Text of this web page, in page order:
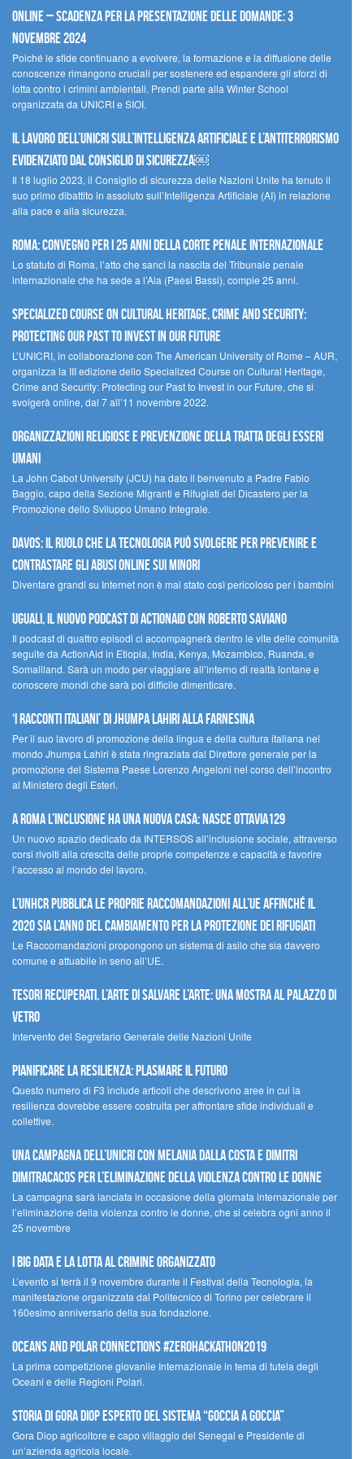
Online – Scadenza per la presentazione delle domande: 3
novembre 2024
Poiché le sfide continuano a evolvere, la formazione e la diffusione delle
conoscenze rimangono cruciali per sostenere ed espandere gli sforzi di
lotta contro i crimini ambientali. Prendi parte alla Winter School
organizzata da UNICRI e SIOI.
Il lavoro dell’UNICRI sull’intelligenza artificiale e l’antiterrorismo
evidenziato dal Consiglio di Sicurezza￼
Il 18 luglio 2023, il Consiglio di sicurezza delle Nazioni Unite ha tenuto il
suo primo dibattito in assoluto sull’Intelligenza Artificiale (AI) in relazione
alla pace e alla sicurezza.
Roma: convegno per i 25 anni della Corte penale internazionale
Lo statuto di Roma, l’atto che sancì la nascita del Tribunale penale
internazionale che ha sede a l’Aia (Paesi Bassi), compie 25 anni.
Specialized Course on Cultural Heritage, Crime and Security:
Protecting our Past to Invest in our Future
L’UNICRI, in collaborazione con The American University of Rome – AUR,
organizza la III edizione dello Specialized Course on Cultural Heritage,
Crime and Security: Protecting our Past to Invest in our Future, che si
svolgerà online, dal 7 all’11 novembre 2022.
Organizzazioni religiose e prevenzione della tratta degli esseri
umani
La John Cabot University (JCU) ha dato il benvenuto a Padre Fabio
Baggio, capo della Sezione Migranti e Rifugiati del Dicastero per la
Promozione dello Sviluppo Umano Integrale.
Davos: il ruolo che la tecnologia può svolgere per prevenire e
contrastare gli abusi online sui minori
Diventare grandi su Internet non è mai stato così pericoloso per i bambini
UGUALI, il nuovo podcast di ACTIONAID con Roberto Saviano
Il podcast di quattro episodi ci accompagnerà dentro le vite delle comunità
seguite da ActionAid in Etiopia, India, Kenya, Mozambico, Ruanda, e
Somaliland. Sarà un modo per viaggiare all’interno di realtà lontane e
conoscere mondi che sarà poi difficile dimenticare.
‘I racconti italiani’ di Jhumpa Lahiri alla Farnesina
Per il suo lavoro di promozione della lingua e della cultura italiana nel
mondo Jhumpa Lahiri è stata ringraziata dal Direttore generale per la
promozione del Sistema Paese Lorenzo Angeloni nel corso dell’incontro
al Ministero degli Esteri.
A Roma l’inclusione ha una nuova casa: nasce Ottavia129
Un nuovo spazio dedicato da INTERSOS all’inclusione sociale, attraverso
corsi rivolti alla crescita delle proprie competenze e capacità e favorire
l’accesso al mondo del lavoro.
L’UNHCR pubblica le proprie raccomandazioni all’UE affinché il
2020 sia l’anno del cambiamento per la protezione dei rifugiati
Le Raccomandazioni propongono un sistema di asilo che sia davvero
comune e attuabile in seno all’UE.
Tesori recuperati, l’arte di salvare l’arte: una mostra al Palazzo di
Vetro
Intervento del Segretario Generale delle Nazioni Unite
Pianificare la resilienza: plasmare il futuro
Questo numero di F3 include articoli che descrivono aree in cui la
resilienza dovrebbe essere costruita per affrontare sfide individuali e
collettive.
Una campagna dell’UNICRI con Melania Dalla Costa e Dimitri
Dimitracacos per l’eliminazione della violenza contro le donne
La campagna sarà lanciata in occasione della giornata internazionale per
l’eliminazione della violenza contro le donne, che si celebra ogni anno il
25 novembre
I Big Data e la lotta al crimine organizzato
L’evento si terrà il 9 novembre durante il Festival della Tecnologia, la
manifestazione organizzata dal Politecnico di Torino per celebrare il
160esimo anniversario della sua fondazione.
Oceans and Polar Connections #ZEROHackathon2019
La prima competizione giovanile Internazionale in tema di tutela degli
Oceani e delle Regioni Polari.
STORIA DI GORA DIOP ESPERTO DEL SISTEMA “GOCCIA A GOCCIA”
Gora Diop agricoltore e capo villaggio del Senegal e Presidente di
un’azienda agricola locale.